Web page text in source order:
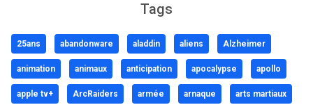
Tags
25ans abandonware aladdin aliens Alzheimer
animation animaux anticipation apocalypse apollo
apple tv+ ArcRaiders armée arnaque arts martiaux